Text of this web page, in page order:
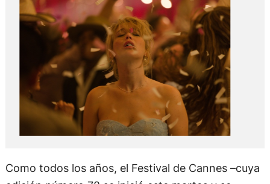
edición número 78 se inició este martes y se